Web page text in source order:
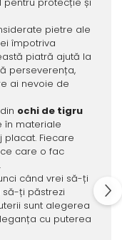
pietre ale
împotriva
piatră ajută la
perseverența,
ai nevoie de
ochi de tigru
în materiale
Fiecare
care o fac
când vrei să-ți
ți păstrezi
sunt alegerea
cu puterea